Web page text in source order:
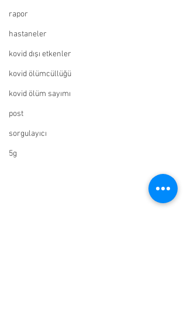
rapor
hastaneler
kovid dışı etkenler
kovid ölümcüllüğü
kovid ölüm sayımı
post
sorgulayıcı
5g